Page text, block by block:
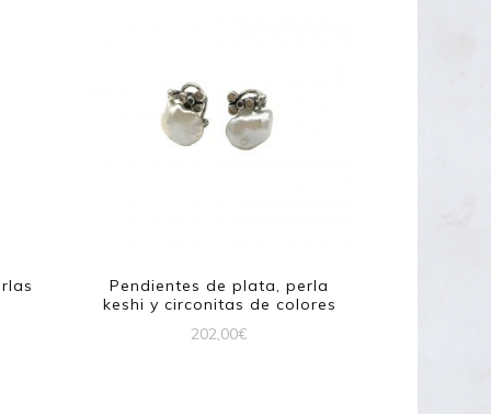
Pendientes de plata, perla
keshi y circonitas de colores
202,00€